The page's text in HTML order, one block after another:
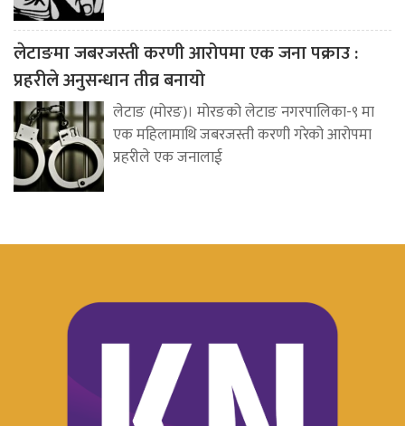
लेटाङमा जबरजस्ती करणी आरोपमा एक जना पक्राउ :
प्रहरीले अनुसन्धान तीव्र बनायो
लेटाङ (मोरङ)। मोरङको लेटाङ नगरपालिका-९ मा
एक महिलामाथि जबरजस्ती करणी गरेको आरोपमा
प्रहरीले एक जनालाई